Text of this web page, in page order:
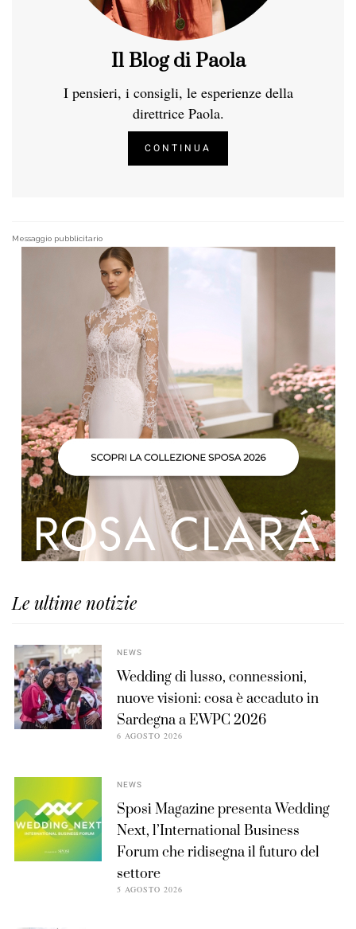
Il Blog di Paola
I pensieri, i consigli, le esperienze della
direttrice Paola.
CONTINUA
Messaggio pubblicitario
Le ultime notizie
NEWS
Wedding di lusso, connessioni,
nuove visioni: cosa è accaduto in
Sardegna a EWPC 2026
6 AGOSTO 2026
NEWS
Sposi Magazine presenta Wedding
Next, l’International Business
Forum che ridisegna il futuro del
settore
5 AGOSTO 2026